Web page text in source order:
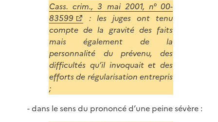
Cass. crim., 3 mai 2001, n° 00-
83599
: les juges ont tenu
compte de la gravité des faits
mais également de la
personnalité du prévenu, des
difficultés qu’il invoquait et des
efforts de régularisation entrepris
;
- dans le sens du prononcé d’une peine sévère :